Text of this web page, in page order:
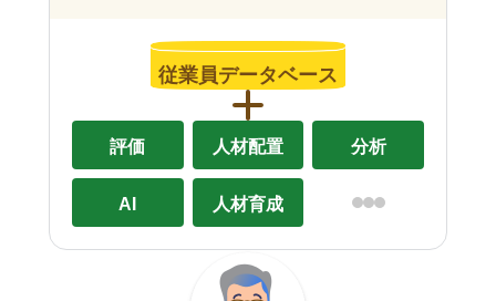
従業員データベース
評価 人材配置 分析
AI 人材育成